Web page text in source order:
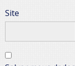
Site